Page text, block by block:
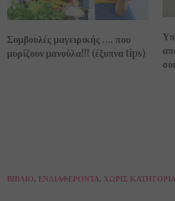
Συμβουλές μαγειρικής …. που
μυρίζουν μανούλα!!! (έξυπνα tips)
ΒΙΒΛΊΟ, ΕΝΔΙΑΦΈΡΟΝΤΑ, ΧΩΡΊΣ ΚΑΤΗΓΟΡΊΑ